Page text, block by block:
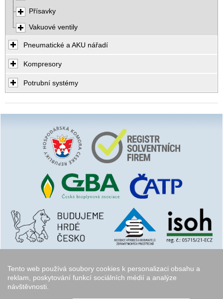
Tento web používá soubory cookies k personalizaci obsahu a
reklam, poskytování funkcí sociálních médií a analýze
návštěvnosti.
Přísavky
Vakuové ventily
Pneumatické a AKU nářadí
Kompresory
Potrubní systémy